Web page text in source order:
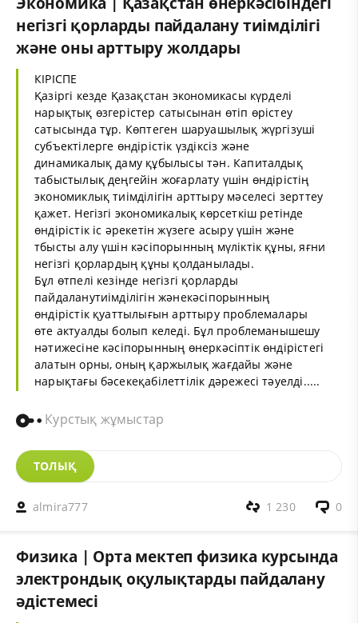
негізгі қорларды пайдалану тиімділігі
және оны арттыру жолдары
КІРІСПЕ
Қазіргі кезде Қазақстан экономикасы күрделі
нарықтық өзгерістер сатысынан өтіп өрістеу
сатысында тұр. Көптеген шаруашылық жүргізуші
субъектілерге өндірістік үздіксіз және
динамикалық даму құбылысы тән. Капиталдық
табыстылық деңгейін жоғарлату үшін өндірістің
экономиклық тиімділігін арттыру мәселесі зерттеу
қажет. Негізгі экономикалық көрсеткіш ретінде
өндірістік іс әрекетін жүзеге асыру үшін және
тбысты алу үшін кәсіпорынның мүліктік құны, яғни
негізгі қорлардың құны қолданылады.
Бұл өтпелі кезінде негізгі қорларды
пайдаланутиімділігін жәнекәсіпорынның
өндірістік қуаттылығын арттыру проблемалары
өте актуалды болып келеді. Бұл проблеманышешу
нәтижесіне кәсіпорынның өнеркәсіптік өндірістегі
алатын орны, оның қаржылық жағдайы және
нарықтағы бәсекеқабілеттілік дәрежесі тәуелді.....
Курстық жұмыстар
ТОЛЫҚ
almira777 0
1 230
Физика | Орта мектеп физика курсында
электрондық оқулықтарды пайдалану
әдістемесі